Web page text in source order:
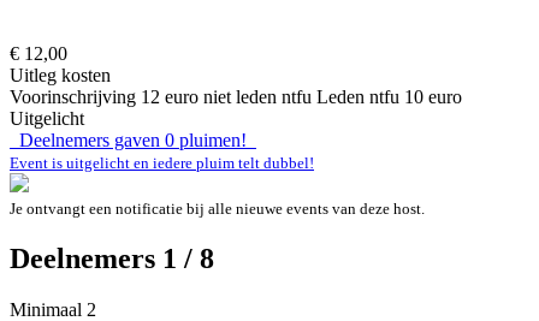
€ 12,00
Uitleg kosten
Voorinschrijving 12 euro niet leden ntfu Leden ntfu 10 euro
Uitgelicht
Deelnemers gaven 0 pluimen!
Event is uitgelicht en iedere pluim telt dubbel!
Je ontvangt een notificatie bij alle nieuwe events van deze host.
Deelnemers 1 / 8
Minimaal 2